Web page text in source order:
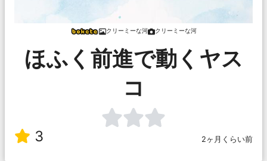
クリーミーな河 クリーミーな河
ほふく前進で動くヤス
コ
3 2ヶ月くらい前